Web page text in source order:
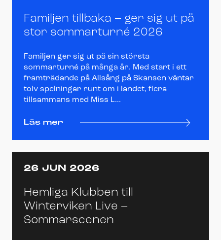
Familjen tillbaka – ger sig ut på
stor sommarturné 2026
Familjen ger sig ut på sin största
sommarturné på många år. Med start i ett
framträdande på Allsång på Skansen väntar
tolv spelningar runt om i landet, flera
tillsammans med Miss L...
Läs mer
26 JUN 2026
Hemliga Klubben till
Winterviken Live –
Sommarscenen